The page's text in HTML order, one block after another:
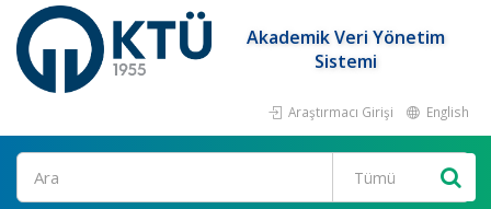
Akademik Veri Yönetim
Sistemi
Araştırmacı Girişi English
Ara